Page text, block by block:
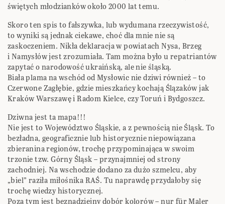
świętych młodzianków około 2000 lat temu.
Skoro ten spis to fałszywka, lub wydumana rzeczywistość,
to wyniki są jednak ciekawe, choć dla mnie nie są
zaskoczeniem. Nikła deklaracja w powiatach Nysa, Brzeg
i Namysłów jest zrozumiała. Tam można było u repatriantów
zapytać o narodowość ukraińską, ale nie śląską.
Biała plama na wschód od Mysłowic nie dziwi również – to
Czerwone Zagłębie, gdzie mieszkańcy kochają Ślązaków jak
Kraków Warszawę i Radom Kielce, czy Toruń i Bydgoszcz.
Dziwna jest ta mapa!!!
Nie jest to Województwo Śląskie, a z pewnością nie Śląsk. To
bezładna, geograficznie lub historycznie niepowiązana
zbieranina regionów, trochę przypominająca w swoim
trzonie tzw. Górny Śląsk – przynajmniej od strony
zachodniej. Na wschodzie dodano za dużo szmelcu, aby
„biel” raziła miłośnika RAŚ. Tu naprawdę przydałoby się
trochę wiedzy historycznej.
Poza tym jest beznadziejny dobór kolorów – nur für Maler